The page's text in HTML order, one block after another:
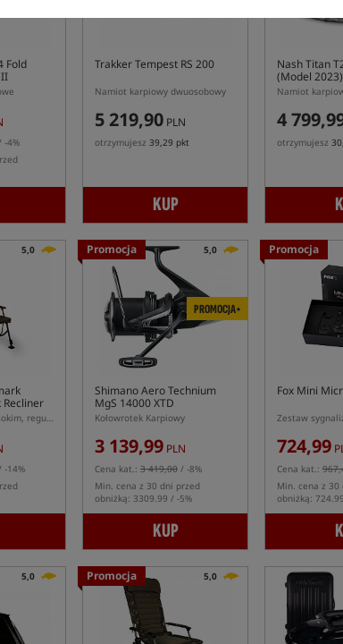
Fold
-4%
Trakker Tempest RS 200
Namiot karpiowy dwuosobowy
5 219,90 PLN
otrzymujesz 39,29 pkt
KUP
Nash Titan
(Model 2023)
4
otrzymujesz
5,0
Recliner
Fotel karpiowy z wysokim, regulowanym oparciem serii Benchmark Leveltech
-14%
Promocja 5,0
PROMOCJA+
Shimano Aero Technium
MgS 14000 XTD
Kołowrotek Karpiowy
3 139,99 PLN
Cena kat.: 3 419,00 / -8%
Min. cena z 30 dni przed
obniżką: 3309.99 / -5%
KUP
Promocja
Fox Mini
724,99
Cena kat.:
Min. cena z 30
obniżką: 724.99
5,0 Promocja 5,0